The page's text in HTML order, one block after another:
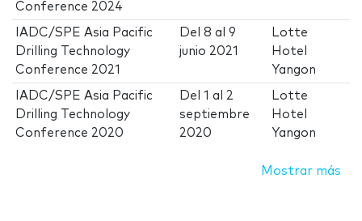
Conference 2024
IADC/SPE Asia Pacific
Drilling Technology
Conference 2021
Del8 al9
junio 2021
Lotte
Hotel
Yangon
IADC/SPE Asia Pacific
Drilling Technology
Conference 2020
Del1 al 2
septiembre
2020
Lotte
Hotel
Yangon
Mostrar más